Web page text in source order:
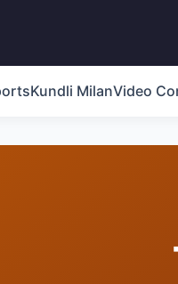
Kundli MilanVideo